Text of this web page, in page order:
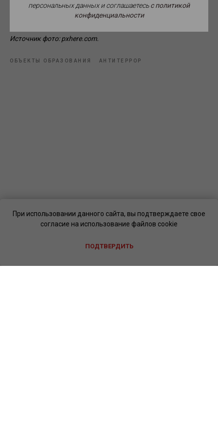
При использовании данного сайта, вы подтверждаете свое
согласие на использование файлов cookie
ПОДТВЕРДИТЬ
Источник фото: pxhere.com.
ОБЪЕКТЫ ОБРАЗОВАНИЯ АНТИТЕРРОР
персональных данных и соглашаетесьc политикой
конфиденциальности